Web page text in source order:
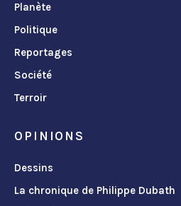
Planète
Politique
Reportages
Société
Terroir
OPINIONS
Dessins
La chronique de Philippe Dubath